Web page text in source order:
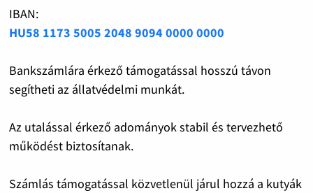
IBAN:
HU58 1173 5005 2048 9094 0000 0000
Bankszámlára érkező támogatással hosszú távon
segítheti az állatvédelmi munkát.
Az utalással érkező adományok stabil és tervezhető
működést biztosítanak.
Számlás támogatással közvetlenül járul hozzá a kutyák